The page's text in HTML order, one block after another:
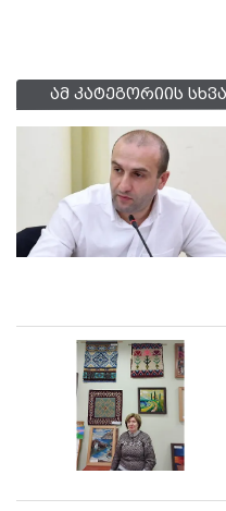
ამ კატეგორიის